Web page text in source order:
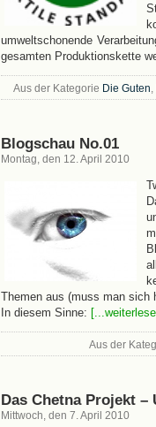
umweltschonende
gesamten Produktionskette
Aus der Kategorie Die Guten,
Blogschau No.01
Montag, den 12. April 2010
Themen aus (muss man sich
In diesem Sinne:
Aus der
Das Chetna Projekt
Mittwoch, den 7. April 2010